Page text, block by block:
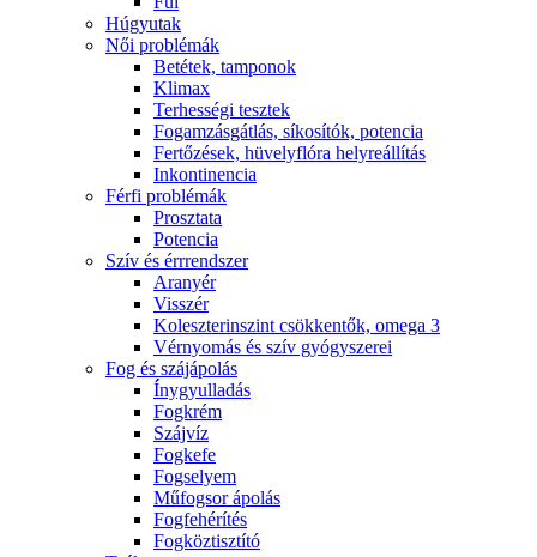
Húgyutak
Női problémák
Betétek, tamponok
Klimax
Terhességi tesztek
Fogamzásgátlás, síkosítók, potencia
Fertőzések, hüvelyflóra helyreállítás
Inkontinencia
Férfi problémák
Prosztata
Potencia
Szív és érrrendszer
Aranyér
Visszér
Koleszterinszint csökkentők, omega 3
Vérnyomás és szív gyógyszerei
Fog és szájápolás
Í́nygyulladás
Fogkrém
Szájvíz
Fogkefe
Fogselyem
Műfogsor ápolás
Fogfehérítés
Fogköztisztító